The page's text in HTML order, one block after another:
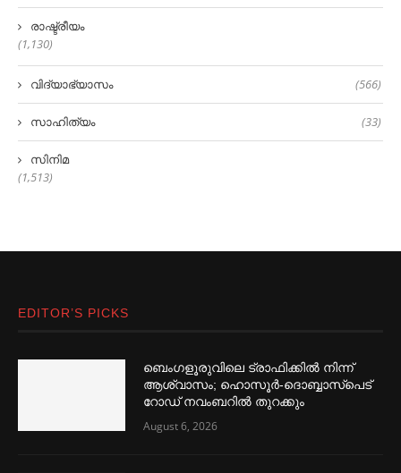
രാഷ്ട്രീയം
(1,130)
വിദ്യാഭ്യാസം (566)
സാഹിത്യം (33)
സിനിമ
(1,513)
EDITOR’S PICKS
ബെംഗളൂരുവിലെ ട്രാഫിക്കില്‍ നിന്ന്
ആശ്വാസം; ഹൊസൂര്‍-ദൊബ്ബാസ്പെട്
റോഡ് നവംബറില്‍ തുറക്കും
August 6, 2026